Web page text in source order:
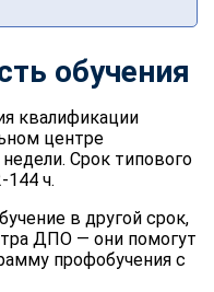
обучения
квалификации
центре
Срок типового
144 ч.
в другой срок,
ДПО — они помогут
профобучения с